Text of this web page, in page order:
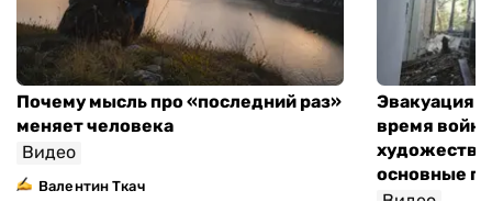
Почему мысль про «последний раз»
меняет человека
Видео
Валентин Ткач
Эвакуация
время
основные
Видео